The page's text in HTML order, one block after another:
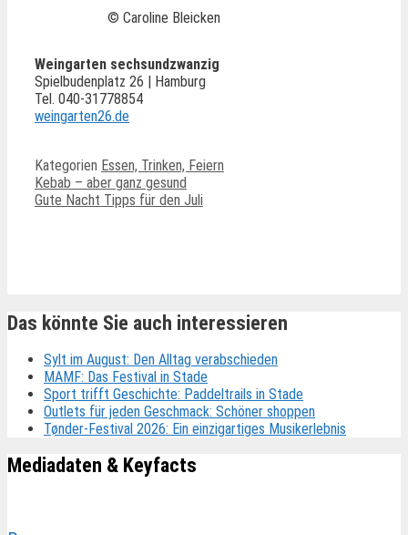
© Caroline Bleicken
Weingarten sechsundzwanzig
Spielbudenplatz 26 | Hamburg
Tel. 040-31778854
weingarten26.de
Kategorien Essen, Trinken, Feiern
Kebab – aber ganz gesund
Gute Nacht Tipps für den Juli
Das könnte Sie auch interessieren
Sylt im August: Den Alltag verabschieden
MAMF: Das Festival in Stade
Sport trifft Geschichte: Paddeltrails in Stade
Outlets für jeden Geschmack: Schöner shoppen
Tønder-Festival 2026: Ein einzigartiges Musikerlebnis
Mediadaten & Keyfacts